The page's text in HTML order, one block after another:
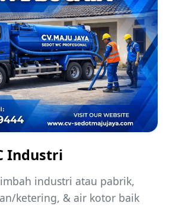
Industri
industri atau pabrik,
ketering, & air kotor baik